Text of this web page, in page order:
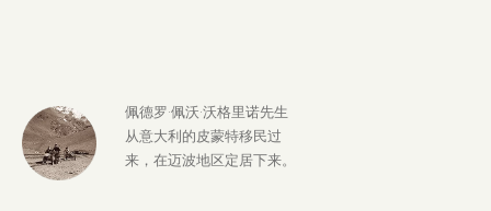
佩德罗·佩沃·沃格里诺先生
从意大利的皮蒙特移民过
来，在迈波地区定居下来。